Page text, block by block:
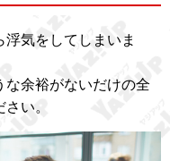
気をしてしまいま
な余裕がないだけの全
い。